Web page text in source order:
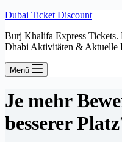
Dubai Ticket Discount
Burj Khalifa Express
Dhabi Aktivitäten & Aktuelle
Menü
Je mehr
besserer